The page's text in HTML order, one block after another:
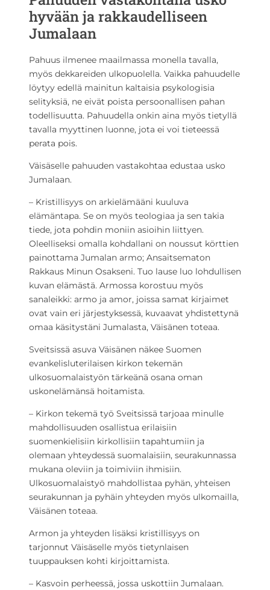
hyvään ja rakkaudelliseen
Jumalaan
Pahuus ilmenee maailmassa monella tavalla,
myös dekkareiden ulkopuolella. Vaikka pahuudelle
löytyy edellä mainitun kaltaisia psykologisia
selityksiä, ne eivät poista persoonallisen pahan
todellisuutta. Pahuudella onkin aina myös tietyllä
tavalla myyttinen luonne, jota ei voi tieteessä
perata pois.
Väisäselle pahuuden vastakohtaa edustaa usko
Jumalaan.
– Kristillisyys on arkielämääni kuuluva
elämäntapa. Se on myös teologiaa ja sen takia
tiede, jota pohdin moniin asioihin liittyen.
Oleelliseksi omalla kohdallani on noussut körttien
painottama Jumalan armo; Ansaitsematon
Rakkaus Minun Osakseni. Tuo lause luo lohdullisen
kuvan elämästä. Armossa korostuu myös
sanaleikki: armo ja amor, joissa samat kirjaimet
ovat vain eri järjestyksessä, kuvaavat yhdistettynä
omaa käsitystäni Jumalasta, Väisänen toteaa.
Sveitsissä asuva Väisänen näkee Suomen
evankelisluterilaisen kirkon tekemän
ulkosuomalaistyön tärkeänä osana oman
uskonelämänsä hoitamista.
– Kirkon tekemä työ Sveitsissä tarjoaa minulle
mahdollisuuden osallistua erilaisiin
suomenkielisiin kirkollisiin tapahtumiin ja
olemaan yhteydessä suomalaisiin, seurakunnassa
mukana oleviin ja toimiviin ihmisiin.
Ulkosuomalaistyö mahdollistaa pyhän, yhteisen
seurakunnan ja pyhäin yhteyden myös ulkomailla,
Väisänen toteaa.
Armon ja yhteyden lisäksi kristillisyys on
tarjonnut Väisäselle myös tietynlaisen
tuuppauksen kohti kirjoittamista.
– Kasvoin perheessä, jossa uskottiin Jumalaan.